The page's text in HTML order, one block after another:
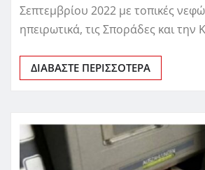
Σεπτεμβρίου 2022 με τοπικές
ηπειρωτικά, τις Σποράδες και την
ΔΙΑΒΆΣΤΕ ΠΕΡΙΣΣΌΤΕΡΑ